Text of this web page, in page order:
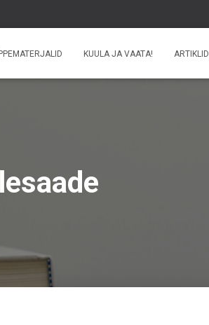
KUULA JA VAATA! ARTIKLID